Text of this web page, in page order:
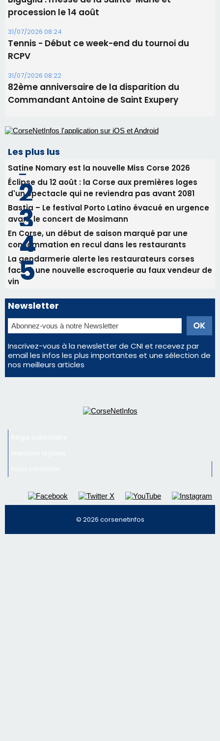
Les plus lus
Satine Nomary est la nouvelle Miss Corse 2026
d'un spectacle qui ne reviendra pas avant 2081
Bastia – Le festival Porto Latino évacué en urgence
avant le concert de Mosimann
consommation en recul dans les restaurants
face à une nouvelle escroquerie au faux vendeur de
vin
Newsletter
Inscrivez-vous à la newsletter de CNI et recevez par
email les infos les plus importantes et une sélection de
nos meilleurs articles
Régie publicitaire
Nous contacter
© 2026 corsenetinfos